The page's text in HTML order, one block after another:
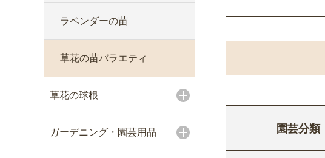
ラベンダーの苗
草花の苗バラエティ
草花の球根
ガーデニング・園芸用品 園芸分類